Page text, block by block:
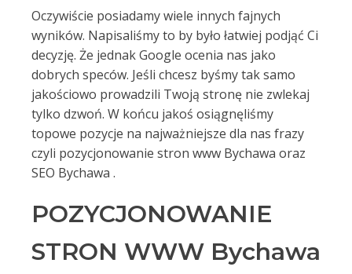
Oczywiście posiadamy wiele innych fajnych
wyników. Napisaliśmy to by było łatwiej podjąć Ci
decyzję. Że jednak Google ocenia nas jako
dobrych speców. Jeśli chcesz byśmy tak samo
jakościowo prowadzili Twoją stronę nie zwlekaj
tylko dzwoń. W końcu jakoś osiągnęliśmy
topowe pozycje na najważniejsze dla nas frazy
czyli pozycjonowanie stron www Bychawa oraz
SEO Bychawa .
POZYCJONOWANIE
STRON WWW Bychawa